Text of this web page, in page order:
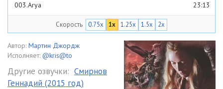
003.Arya 23:13
005.Davos 20:24
39:24
007.Djon 33:55
Скорость 0.75x 1x 1.25x 1.5x 2x
Автор: Мартин Джордж
Исполняет: @kris@to
Другие озвучки: Смирнов
Геннадий (2015 год)